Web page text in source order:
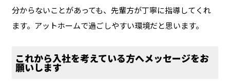
分からないことがあっても、先輩方が丁寧に指導してくれ
ます。アットホームで過ごしやすい環境だと思います。
これから入社を考えている方へメッセージをお
願いします